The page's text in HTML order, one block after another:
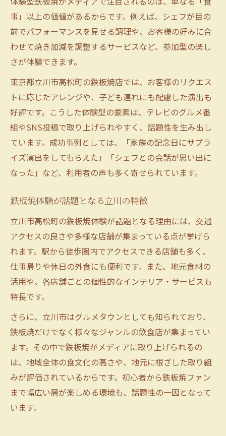
事」以上の価値があるからです。例えば、シェフが目の
前でパフォーマンスを見せる調理や、お客様の好みに合
わせて焼き加減を調整するサービスなど、参加型の楽し
さが体験できます。
東京都立川市高松町の鉄板焼店では、お客様のリクエス
トに応じたアレンジや、子ども連れにも配慮した演出も
好評です。こうした体験型の要素は、テレビのグルメ番
組やSNS投稿で取り上げられやすく、話題性を生み出し
ています。成功事例としては、「家族の記念日にサプラ
イズ演出をしてもらえた」「シェフとの会話が思い出に
なった」など、利用者の声も多く寄せられています。
鉄板焼体験が話題となる立川の特徴
立川市高松町の鉄板焼体験が話題となる理由には、交通
アクセスの良さや多様な店舗が集まっている点が挙げら
れます。駅から徒歩圏内でアクセスできる店舗も多く、
仕事帰りや休日の外食にも便利です。また、地元食材の
活用や、各店舗ごとの個性的なインテリア・サービスも
特長です。
さらに、立川市はグルメタウンとしても知られており、
鉄板焼だけでなく様々なジャンルの飲食店が集まってい
ます。その中で鉄板焼がメディアに取り上げられるの
は、地域全体の食文化の高さや、地元に根ざした取り組
みが評価されているからです。初心者から鉄板焼ファン
まで幅広い層が楽しめる環境も、話題性の一因となって
います。